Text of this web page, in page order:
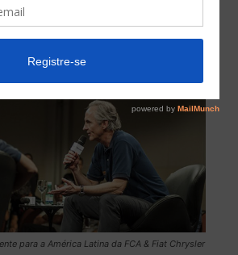
para a América Latina da FCA & Fiat Chrysler